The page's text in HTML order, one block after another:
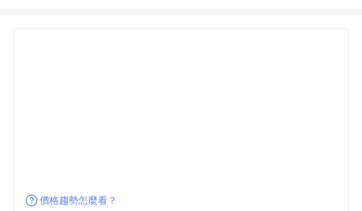
價格趨勢怎麼看？